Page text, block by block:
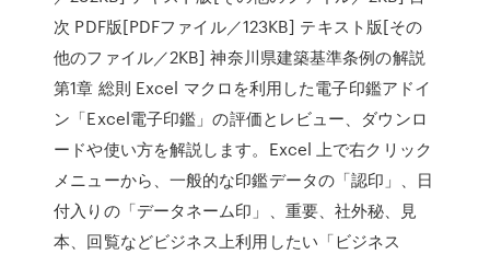
次 PDF版[PDFファイル／123KB] テキスト版[その
他のファイル／2KB] 神奈川県建築基準条例の解説
第1章 総則 Excel マクロを利用した電子印鑑アドイ
ン「Excel電子印鑑」の評価とレビュー、ダウンロ
ードや使い方を解説します。Excel 上で右クリック
メニューから、一般的な印鑑データの「認印」、日
付入りの「データネーム印」、重要、社外秘、見
本、回覧などビジネス上利用したい「ビジネス